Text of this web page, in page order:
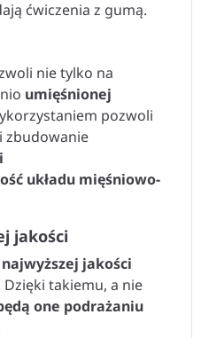
ćwiczenia z gumą.
nie tylko na
umięśnionej
pozwoli
i zbudowanie
układu mięśniowo-
jakości
najwyższej jakości
Dzięki takiemu, a nie
one podrażaniu